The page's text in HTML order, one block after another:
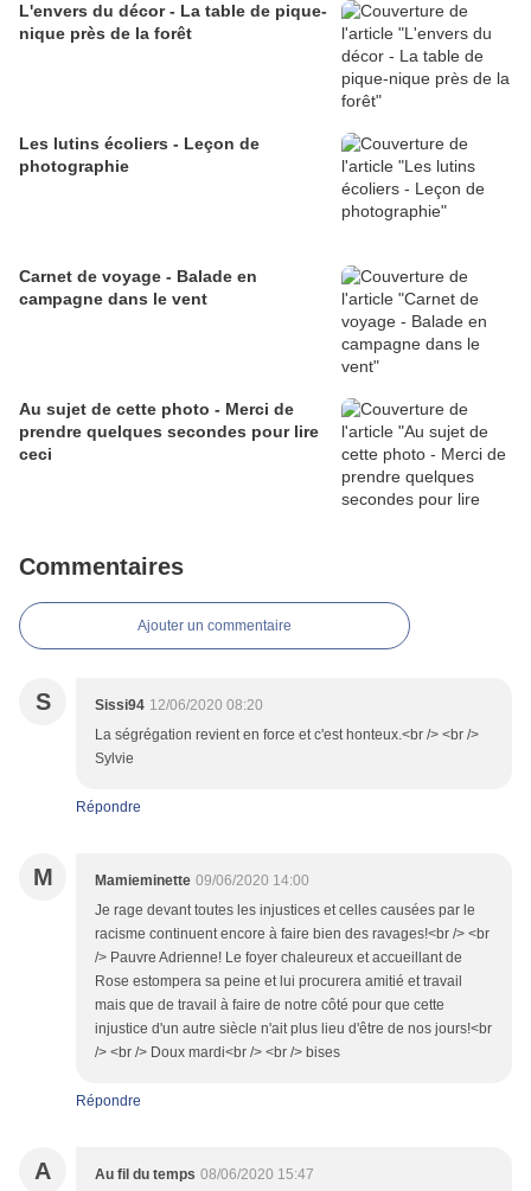
L'envers du décor - La table de pique-
nique près de la forêt
Les lutins écoliers - Leçon de
photographie
Carnet de voyage - Balade en
campagne dans le vent
Au sujet de cette photo - Merci de
prendre quelques secondes pour lire
ceci
Commentaires
Ajouter un commentaire
S Sissi94 12/06/2020 08:20
La ségrégation revient en force et c'est honteux.<br /> <br />
Sylvie
Répondre
M Mamieminette 09/06/2020 14:00
Je rage devant toutes les injustices et celles causées par le
racisme continuent encore à faire bien des ravages!<br /> <br
/> Pauvre Adrienne! Le foyer chaleureux et accueillant de
Rose estompera sa peine et lui procurera amitié et travail
mais que de travail à faire de notre côté pour que cette
injustice d'un autre siècle n'ait plus lieu d'être de nos jours!<br
/> <br /> Doux mardi<br /> <br /> bises
Répondre
A Au fil du temps 08/06/2020 15:47